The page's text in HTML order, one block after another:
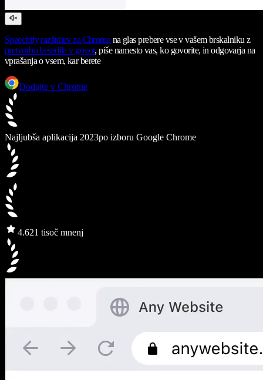
Speechify razširitev za Chromena glas prebere vse v vašem brskalniku z
pretvorbo besedila v govor, piše namesto vas, ko govorite, in odgovarja na
vprašanja o vsem, kar berete
Dodajte v Chrome
Najljubša aplikacija 2023po izboru Google Chrome
4.621 tisoč mnenj